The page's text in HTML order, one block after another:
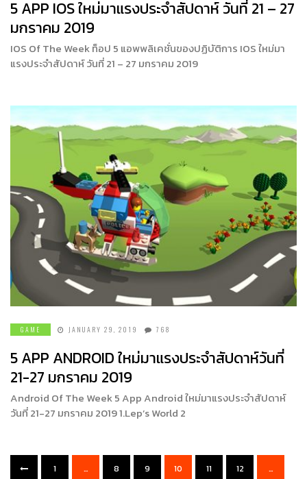
5 APP IOS ใหม่มาแรงประจำสัปดาห์ วันที่ 21 – 27
มกราคม 2019
IOS Of The Week ท็อป 5 แอพพลิเคชั่นของปฏิบัติการ IOS ใหม่มา
แรงประจำสัปดาห์ วันที่ 21 – 27 มกราคม 2019
GAME JANUARY 29, 2019 768
5 APP ANDROID ใหม่มาแรงประจำสัปดาห์วันที่
21-27 มกราคม 2019
Android Of The Week 5 App Android ใหม่มาแรงประจำสัปดาห์
วันที่ 21-27 มกราคม 2019 1.Lep’s World 2
1 … 8 9 10 11 12 …